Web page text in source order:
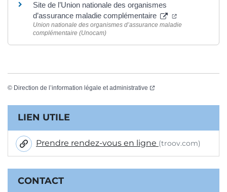
Site de l’Union nationale des organismes
d’assurance maladie complémentaire
(ouverture
Union nationale des organismes d’assurance maladie
complémentaire (Unocam)
© Direction de l’information légale et administrative (ouverture dans un
Informations complémentaires
LIEN UTILE
Prendre rendez-vous en ligne (troov.com)
CONTACT